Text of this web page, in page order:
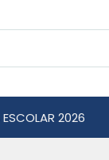
ESCOLAR 2026